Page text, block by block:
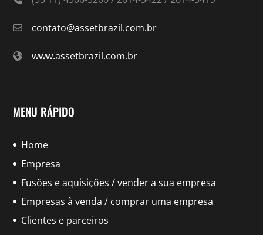
contato@assetbrazil.com.br
www.assetbrazil.com.br
MENU RÁPIDO
Home
Empresa
Fusões e aquisições / vender a sua empresa
Empresas à venda / comprar uma empresa
Clientes e parceiros